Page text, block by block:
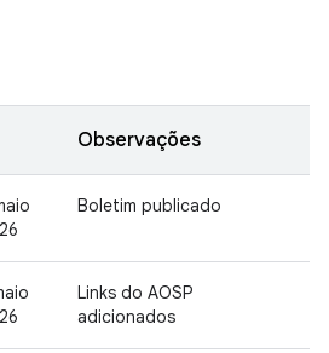
Observações
Boletim publicado
Links do AOSP
adicionados